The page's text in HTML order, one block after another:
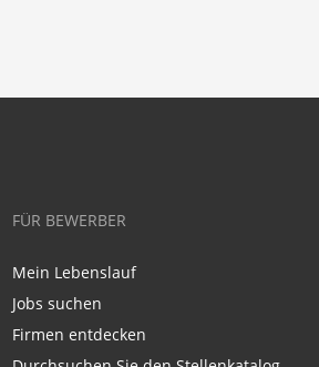
FÜR BEWERBER
Mein Lebenslauf
Jobs suchen
Firmen entdecken